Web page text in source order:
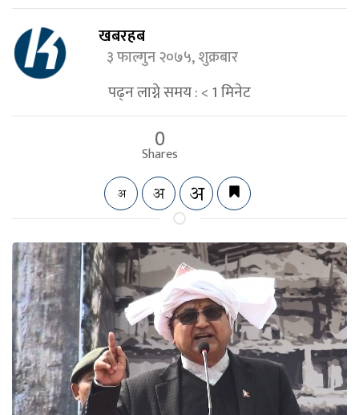
खबरहब
३ फाल्गुन २०७५, शुक्रबार
पढ्न लाग्ने समय :< 1मिनेट
0
Shares